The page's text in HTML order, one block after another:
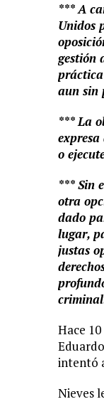
*** A
Unidos
gestión
aun sin
*** La
o
*** Sin
otra
dado
lugar,
justas
Hace
intentó
Nieves